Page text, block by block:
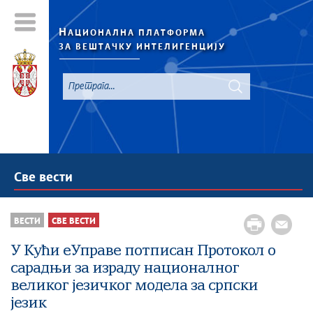
НАЦИОНАЛНА ПЛАТФОРМА
ЗА ВЕШТАЧКУ ИНТЕЛИГЕНЦИЈУ
Све вести
ВЕСТИ СВЕ ВЕСТИ
У Кући еУправе потписан Протокол о
сарадњи за израду националног
великог језичког модела за српски
језик